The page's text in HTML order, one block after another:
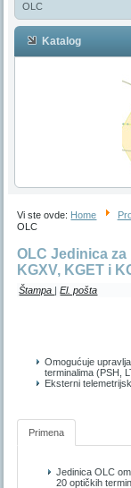
OLC
Katalog
Vi ste ovde: Home
OLC
OLC Jedinica za
KGXV, KGET i
Štampa |El. pošta
Omogućuje
terminalima (PSH,
Eksterni
Primena
Jedinica OLC
20 optičkih